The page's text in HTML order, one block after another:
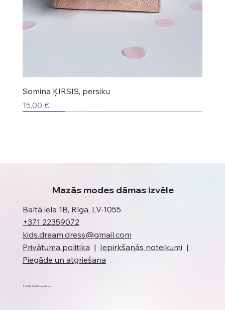
Somiņa ĶIRSIS, persiku
Cena
15,00 €
Mazās modes dāmas izvēle
Baltā iela 1B, Rīga, LV-1055
+371 22359072
kids.dream.dress@gmail.com
Privātuma politika | Iepirkšanās noteikumi |
Piegāde un atgriešana
© 2026 Kids Dream Dress